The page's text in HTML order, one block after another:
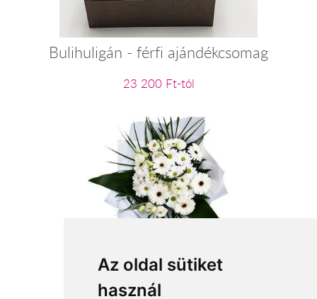
Az oldal sütiket
használ
Bulihuligán - férfi ajándékcsomag
23 200 Ft-tól
Hófehérke
18 800 Ft-tól